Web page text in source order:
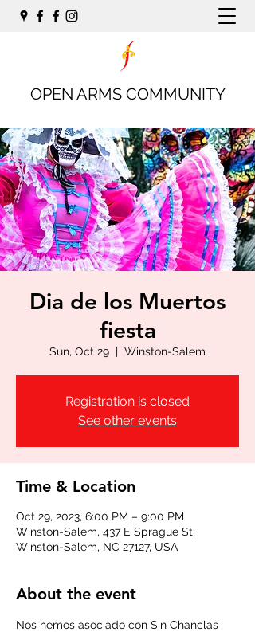
OPEN ARMS COMMUNITY
Dia de los Muertos
fiesta
Sun, Oct 29
  |
Winston-Salem
Registration is closed
See other events
Time & Location
Oct 29, 2023, 6:00 PM – 9:00 PM
Winston-Salem, 437 E Sprague St,
Winston-Salem, NC 27127, USA
About the event
Nos hemos asociado con Sin Chanclas